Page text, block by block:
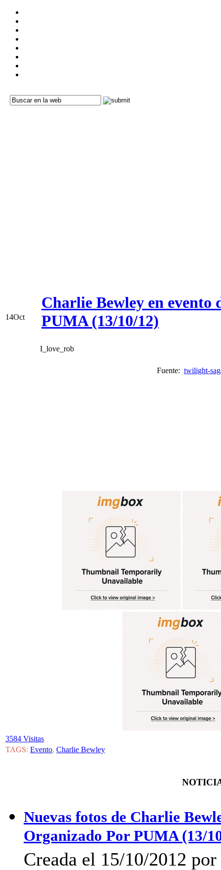
14Oct
Charlie Bewley en evento
PUMA (13/10/12)
I_love_rob
Fuente: twilight-
3584 Visitas
TAGS: Evento, Charlie Bewley
Nuevas fotos de Charlie
Organizado Por PUMA (13/
Creada el 15/10/2012